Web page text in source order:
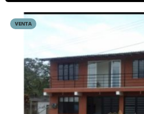
VENTA